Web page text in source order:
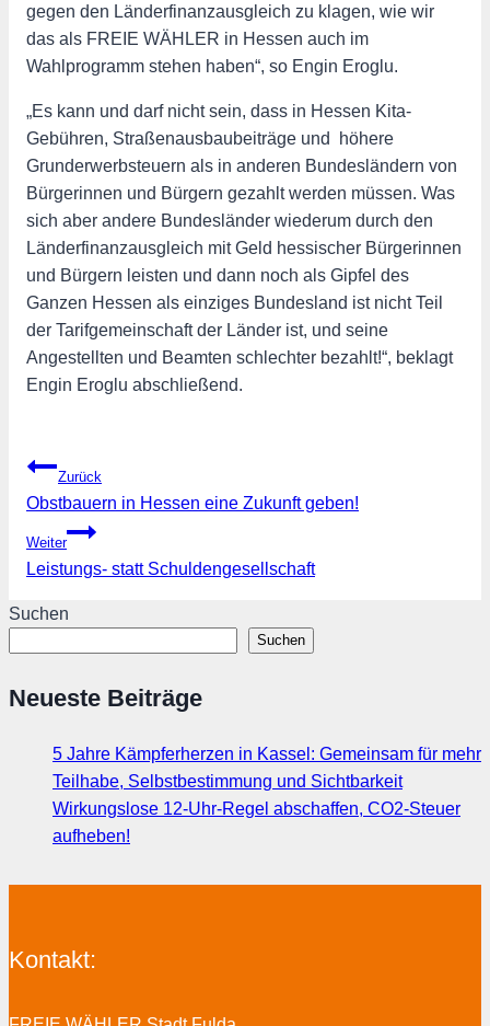
gegen den Länderfinanzausgleich zu klagen, wie wir
das als FREIE WÄHLER in Hessen auch im
Wahlprogramm stehen haben“, so Engin Eroglu.
„Es kann und darf nicht sein, dass in Hessen Kita-
Gebühren, Straßenausbaubeiträge und höhere
Grunderwerbsteuern als in anderen Bundesländern von
Bürgerinnen und Bürgern gezahlt werden müssen. Was
sich aber andere Bundesländer wiederum durch den
Länderfinanzausgleich mit Geld hessischer Bürgerinnen
und Bürgern leisten und dann noch als Gipfel des
Ganzen Hessen als einziges Bundesland ist nicht Teil
der Tarifgemeinschaft der Länder ist, und seine
Angestellten und Beamten schlechter bezahlt!“, beklagt
Engin Eroglu abschließend.
Beitragsnavigation
Zurück
Obstbauern in Hessen eine Zukunft geben!
Weiter
Leistungs- statt Schuldengesellschaft
Suchen
Suchen
Neueste Beiträge
5 Jahre Kämpferherzen in Kassel: Gemeinsam für mehr
Teilhabe, Selbstbestimmung und Sichtbarkeit
Wirkungslose 12-Uhr-Regel abschaffen, CO2-Steuer
aufheben!
Kontakt: